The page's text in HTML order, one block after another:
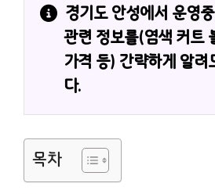
경기도 안성에서 운영
관련 정보를(염색 커트
가격 등) 간략하게 알려
다.
목차